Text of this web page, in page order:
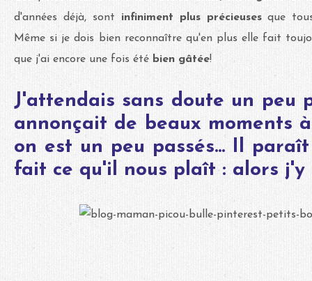
d'années déjà, sont infiniment plus précieusesque
Même si je dois bien reconnaître qu'en plus elle fait
que j'ai encore une fois été bien gâtée!
J'attendais sans doute un peu
annonçait de beaux moments
on est un peu passés... Il
fait ce qu'il nous plaît : alors j'y